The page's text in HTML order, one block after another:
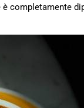
completamente